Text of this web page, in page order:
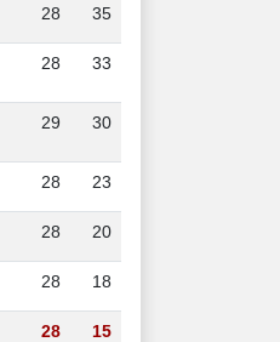
28 35
28 33
29 30
28 23
28 20
28 18
28 15